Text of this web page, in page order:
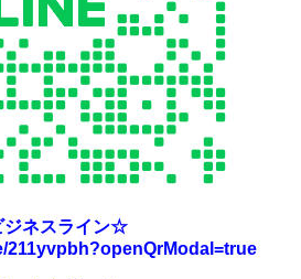
ネスライン☆
211yvpbh?openQrModal=true